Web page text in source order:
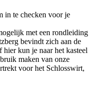
in te checken voor je
met een rondleiding
bevindt zich aan de
kun je naar het kasteel
maken van onze
voor het Schlosswirt,